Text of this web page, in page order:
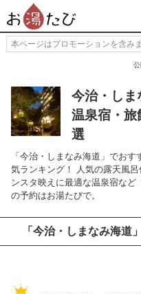
本ページはプロモーションを含み
今治・しま
温泉宿・
選
「今治・しまなみ海道」でお
気ランキング！ 人気の露天風
ンスタ映えに最適な温泉宿な
の予約はお湯たびで。
「今治・しまなみ海道